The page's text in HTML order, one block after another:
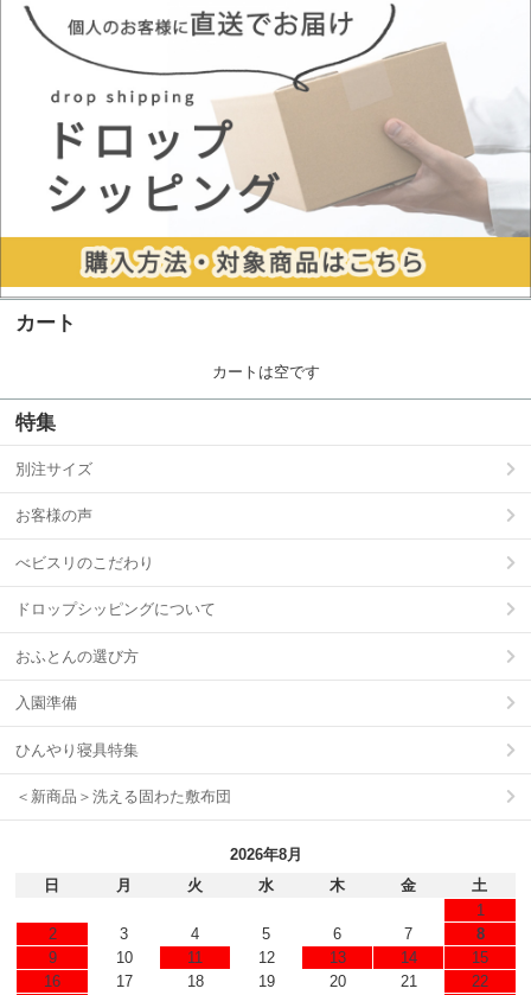
カート
カートは空です
特集
別注サイズ
お客様の声
べビスリのこだわり
ドロップシッピングについて
おふとんの選び方
入園準備
ひんやり寝具特集
＜新商品＞洗える固わた敷布団
2026年8月
日
月 火 水 木 金
土
1
2
3 4 5 6 7
8
9
10 11 12 13 14
15
16
17 18 19 20 21
22